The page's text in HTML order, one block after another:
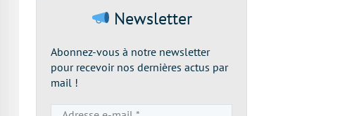
Newsletter
Abonnez-vous à notre newsletter
pour recevoir nos dernières actus par
mail !